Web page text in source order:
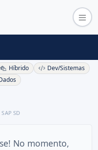
Híbrido
Dev/Sistemas
SAP SD
No momento,